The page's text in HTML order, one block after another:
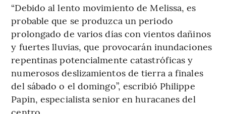
“Debido al lento movimiento de Melissa, es
probable que se produzca un periodo
prolongado de varios días con vientos dañinos
y fuertes lluvias, que provocarán inundaciones
repentinas potencialmente catastróficas y
numerosos deslizamientos de tierra a finales
del sábado o el domingo”, escribió Philippe
Papin, especialista senior en huracanes del